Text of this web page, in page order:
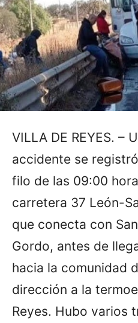
VILLA DE REYES. –
accidente se
filo de las 09:00
carretera 37 León-
que conecta con
Gordo, antes de
hacia la comunidad
dirección a la
Reyes. Hubo varios